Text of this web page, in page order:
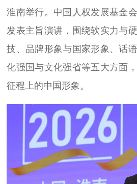
淮南举行。中国人权发展基金
发表主旨演讲，围绕软实力与
技、品牌形象与国家形象、话
化强国与文化强省等五大方面
征程上的中国形象。